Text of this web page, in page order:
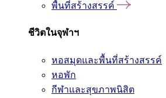
พื้นที่สร้างสรรค์
ชีวิตในจุฬาฯ
หอสมุดและพื้นที่สร้างสรรค์
หอพัก
กีฬาและสุขภาพนิสิต